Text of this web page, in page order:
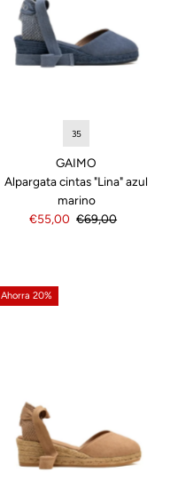
35
GAIMO
Alpargata cintas "Lina" azul
marino
Precio
€55,00 Precio
€69,00
Ahorra 20%